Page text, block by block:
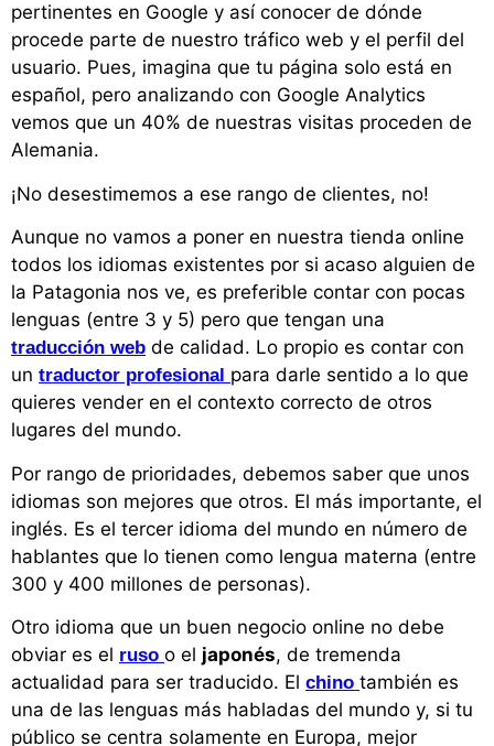
pertinentes en Google y así conocer de dónde
procede parte de nuestro tráfico web y el perfil del
usuario. Pues, imagina que tu página solo está en
español, pero analizando con Google Analytics
vemos que un 40% de nuestras visitas proceden de
Alemania.
¡No desestimemos a ese rango de clientes, no!
Aunque no vamos a poner en nuestra tienda online
todos los idiomas existentes por si acaso alguien de
la Patagonia nos ve, es preferible contar con pocas
lenguas (entre 3 y 5) pero que tengan una
traducción web de calidad. Lo propio es contar con
un traductor profesional para darle sentido a lo que
quieres vender en el contexto correcto de otros
lugares del mundo.
Por rango de prioridades, debemos saber que unos
idiomas son mejores que otros. El más importante, el
inglés. Es el tercer idioma del mundo en número de
hablantes que lo tienen como lengua materna (entre
300 y 400 millones de personas).
Otro idioma que un buen negocio online no debe
obviar es el ruso o el japonés, de tremenda
actualidad para ser traducido. El chino también es
una de las lenguas más habladas del mundo y, si tu
público se centra solamente en Europa, mejor